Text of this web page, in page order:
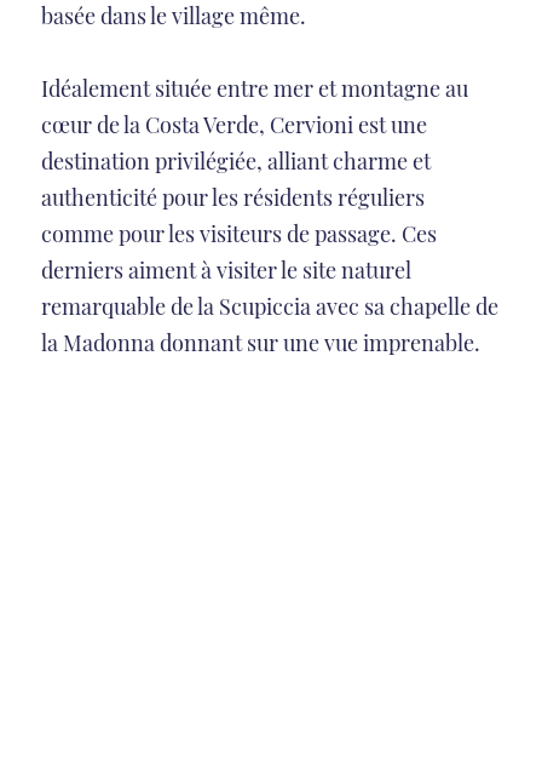
basée dans le village même.
Idéalement située entre mer et montagne au
cœur de la Costa Verde, Cervioni est une
destination privilégiée, alliant charme et
authenticité pour les résidents réguliers
comme pour les visiteurs de passage. Ces
derniers aiment à visiter le site naturel
remarquable de la Scupiccia avec sa chapelle de
la Madonna donnant sur une vue imprenable.